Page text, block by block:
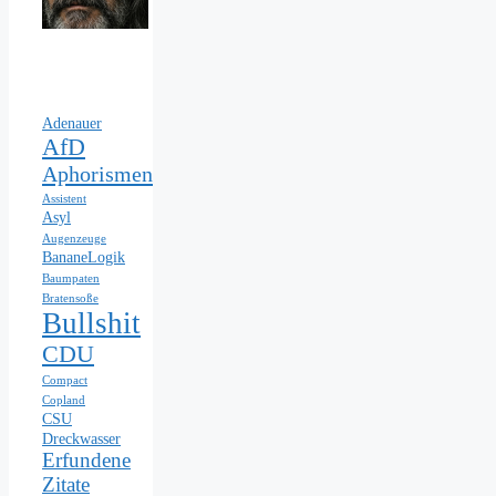
Adenauer
AfD
Aphorismen
Assistent
Asyl
Augenzeuge
BananeLogik
Baumpaten
Bratensoße
Bullshit
CDU
Compact
Copland
CSU
Dreckwasser
Erfundene
Zitate